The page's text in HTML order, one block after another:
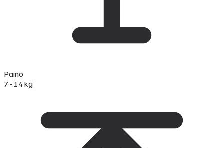
Paino
7 - 14 kg